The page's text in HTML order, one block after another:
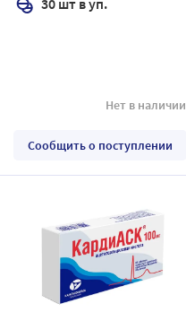
Нет в наличии
Сообщить о поступлении